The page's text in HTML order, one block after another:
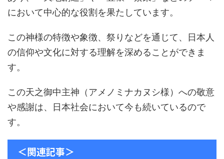
において中心的な役割を果たしています。
この神様の特徴や象徴、祭りなどを通じて、日本人
の信仰や文化に対する理解を深めることができま
す。
この天之御中主神（アメノミナカヌシ様）への敬意
や感謝は、日本社会において今も続いているので
す。
＜関連記事＞